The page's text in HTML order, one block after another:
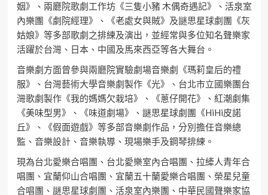
姻》、兩廳院歌劇工作坊《三隻小豬 木偶奇遇記》、活泉室
內樂團《劇院經理》、《老處女與賊》及謎思星球劇團《灰
姑娘》等多部歌劇之排練及演出，並經常與多位知名聲樂家
活躍於台灣、日本、中國及馬來西亞等各大舞台。
音樂劇方面曾參與兩廳院實驗劇場音樂劇《瑪莉皇后的禮
服》、台灣藝術大學音樂劇製作《光》、台北市立國樂團台
灣歌劇製作《我的媽媽欠栽培》、《蔥仔開花》、紅潮劇集
《美味型男》、《味道劇場》、謎思星球劇團《HiHi皮諾
丘》、《假面遊戲》等多部音樂劇作品，分別擔任音樂總
監、音樂設計、音樂執導、現場樂手及鋼琴排練。
現為台北愛樂合唱團、台北愛樂室內合唱團、拉縴人青年合
唱團、宜蘭仰山合唱團、宜蘭五十蘭愛樂合唱團、榮星兒童
合唱團、謎思星球劇團、活泉室內樂團、中華民國聲樂家協